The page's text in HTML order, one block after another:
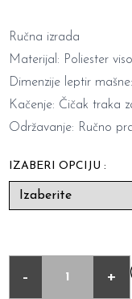
Ručna izrada
Materijal: Poliester
Dimenzije leptir
Kačenje: Čičak traka
Održavanje: Ručno
IZABERI OPCIJU :
- +